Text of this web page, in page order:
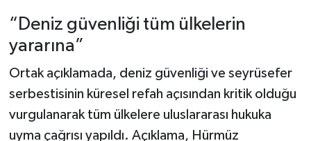
“Deniz güvenliği tüm ülkelerin
yararına”
Ortak açıklamada, deniz güvenliği ve seyrüsefer
serbestisinin küresel refah açısından kritik olduğu
vurgulanarak tüm ülkelere uluslararası hukuka
uyma çağrısı yapıldı. Açıklama, Hürmüz